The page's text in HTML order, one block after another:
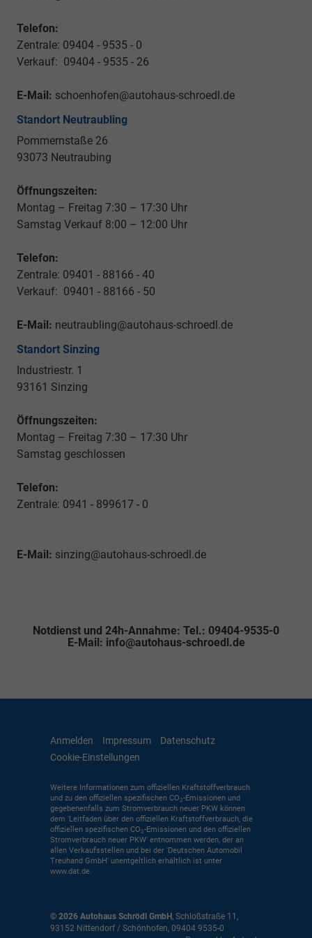
Telefon:
Zentrale: 09404 - 9535 - 0
Verkauf: 09404 - 9535 - 26
E-Mail: schoenhofen@autohaus-schroedl.de
Standort Neutraubling
Pommernstaße 26
93073 Neutraubing
Öffnungszeiten:
Montag – Freitag 7:30 – 17:30 Uhr
Samstag Verkauf 8:00 – 12:00 Uhr
Telefon:
Zentrale: 09401 - 88166 - 40
Verkauf: 09401 - 88166 - 50
E-Mail: neutraubling@autohaus-schroedl.de
Standort Sinzing
Industriestr. 1
93161 Sinzing
Öffnungszeiten:
Montag – Freitag 7:30 – 17:30 Uhr
Samstag geschlossen
Telefon:
Zentrale: 0941 - 899617 - 0
E-Mail: sinzing@autohaus-schroedl.de
Notdienst und 24h-Annahme: Tel.: 09404-9535-0
E-Mail: info@autohaus-schroedl.de
Anmelden Impressum
Datenschutz
Cookie-Einstellungen
Weitere Informationen zum offiziellen Kraftstoffverbrauch
und zu den offiziellen spezifischen CO2-Emissionen und
gegebenenfalls zum Stromverbrauch neuer PKW können
dem 'Leitfaden über den offiziellen Kraftstoffverbrauch, die
offiziellen spezifischen CO2-Emissionen und den offiziellen
Stromverbrauch neuer PKW' entnommen werden, der an
allen Verkaufsstellen und bei der 'Deutschen Automobil
Treuhand GmbH' unentgeltlich erhältlich ist unter
www.dat.de.
© 2026 Autohaus Schrödl GmbH Schloßstraße 11
93152 Nittendorf / Schönhofen, 09404 9535-0